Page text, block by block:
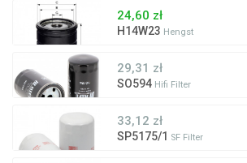
24,60 zł
H14W23 Hengst
29,31 zł
SO594 Hifi Filter
33,12 zł
SP5175/1 SF Filter